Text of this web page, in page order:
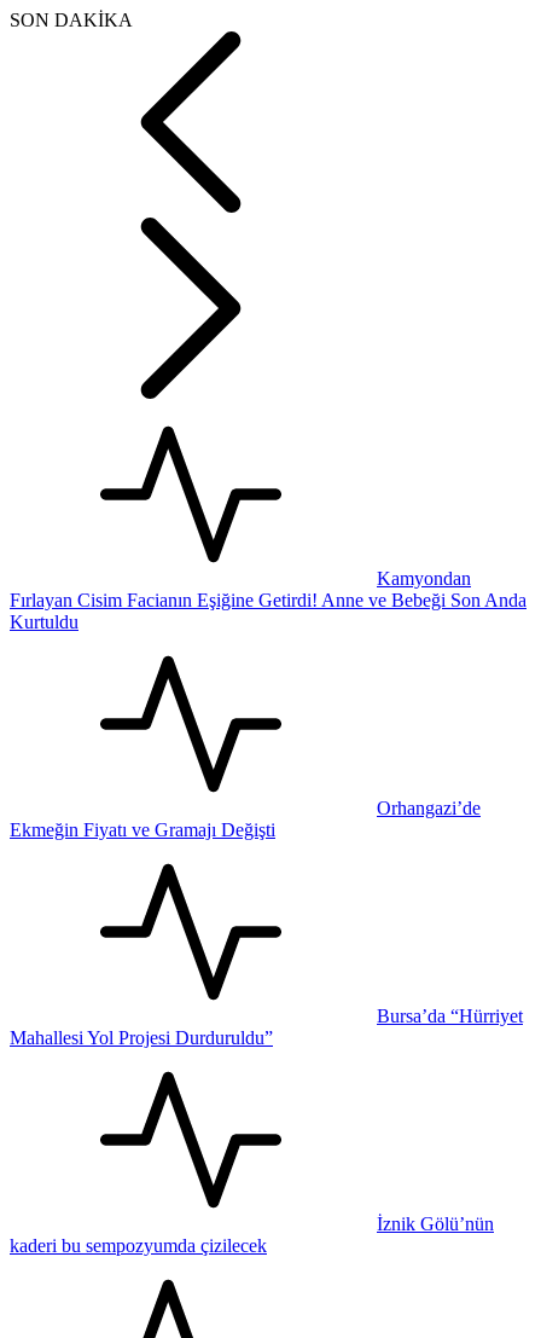
SON DAKİKA
Kamyondan
Fırlayan Cisim Facianın Eşiğine Getirdi! Anne ve Bebeği Son Anda
Kurtuldu
Orhangazi’de
Ekmeğin Fiyatı ve Gramajı Değişti
Bursa’da “Hürriyet
Mahallesi Yol Projesi Durduruldu”
İznik Gölü’nün
kaderi bu sempozyumda çizilecek